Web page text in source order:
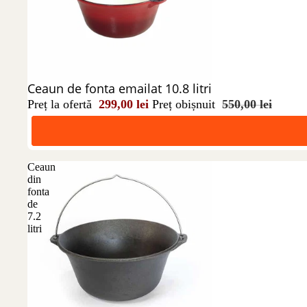
Reducere 46%
Ceaun de fonta emailat 10.8 litri
Preț la ofertă 299,00 lei Preț obișnuit 550,00 lei
Ceaun
din
fonta
de
7.2
litri